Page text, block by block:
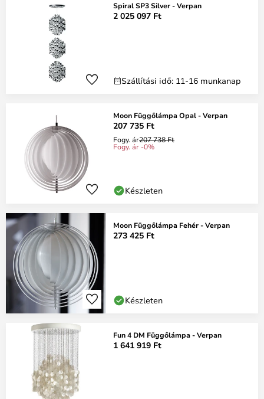
Spiral SP3 Silver - Verpan
2 025 097 Ft
Szállítási idő: 11-16 munkanap
Moon Függőlámpa Opal - Verpan
207 735 Ft
Fogy. ár207 738 Ft
Fogy. ár -0%
Készleten
Moon Függőlámpa Fehér - Verpan
273 425 Ft
Készleten
Fun 4 DM Függőlámpa - Verpan
1 641 919 Ft